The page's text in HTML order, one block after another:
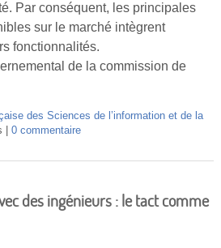
Par conséquent, les principales
sur le marché intègrent
fonctionnalités.
de la commission de
des Sciences de l’information et de la
0 commentaire
des ingénieurs : le tact comme